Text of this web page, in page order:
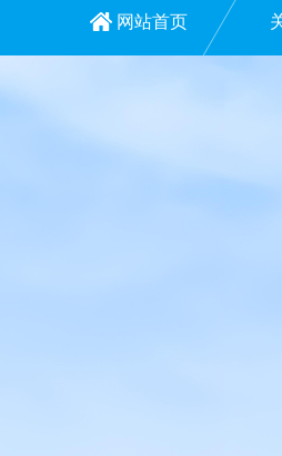
网站首页